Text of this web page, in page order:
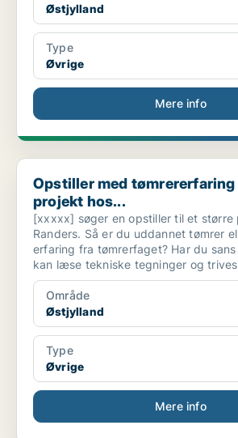
Østjylland
Type
Øvrige
Mere info
Opstiller med tømrererfaring søges til
Opstiller med
projekt hos...
[xxxxx] søger en opstiller til et større
Randers. Så er du uddannet tømrer
erfaring fra tømrerfaget? Har du
kan læse tekniske tegninger og
Område
Østjylland
Type
Øvrige
Mere info